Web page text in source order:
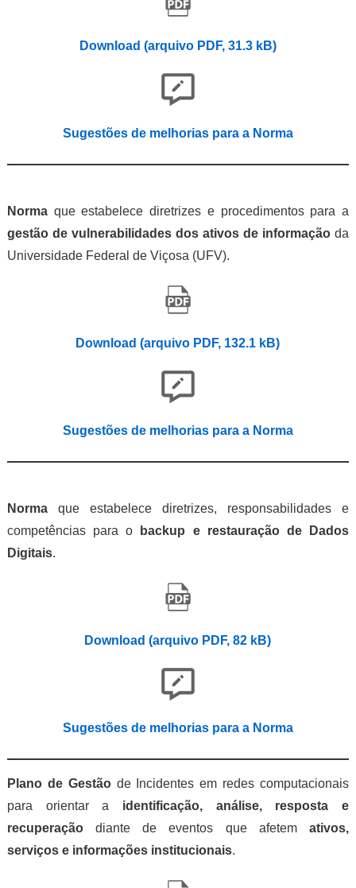
Download (arquivo PDF, 31.3 kB)
Sugestões de melhorias para a Norma
Normaque estabelece diretrizes e procedimentos para a
gestão de vulnerabilidades dos ativos de informação da
Universidade Federal de Viçosa (UFV).
Download (arquivo PDF, 132.1 kB)
Sugestões de melhorias para a Norma
Normaque estabelece diretrizes, responsabilidades e
competências para o
backup e restauração de Dados
Digitais.
Download (arquivo PDF, 82 kB)
Sugestões de melhorias para a Norma
Plano de Gestãode Incidentes em redes computacionais
para orientar a identificação, análise, resposta e
recuperaçãodiante de eventos que afetemativos,
serviços e informações institucionais.